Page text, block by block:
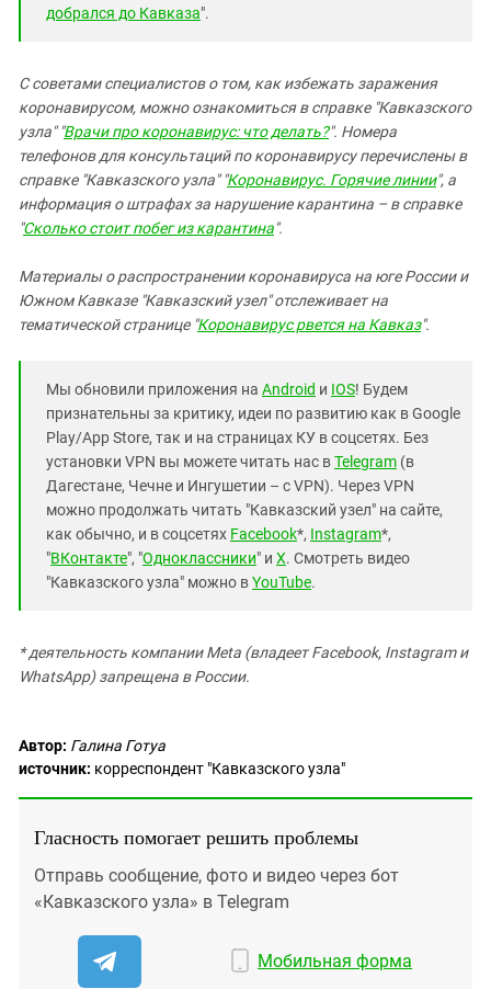
добрался до Кавказа".
С советами специалистов о том, как избежать заражения
коронавирусом, можно ознакомиться в справке "Кавказского
узла" "Врачи про коронавирус: что делать?". Номера
телефонов для консультаций по коронавирусу перечислены в
справке "Кавказского узла" "Коронавирус. Горячие линии", а
информация о штрафах за нарушение карантина – в справке
"Сколько стоит побег из карантина".
Материалы о распространении коронавируса на юге России и
Южном Кавказе "Кавказский узел" отслеживает на
тематической странице "Коронавирус рвется на Кавказ".
Мы обновили приложения на Android и IOS! Будем
признательны за критику, идеи по развитию как в Google
Play/App Store, так и на страницах КУ в соцсетях. Без
установки VPN вы можете читать нас вTelegram (в
Дагестане, Чечне и Ингушетии – с VPN). Через VPN
можно продолжать читать "Кавказский узел" на сайте,
как обычно, и в соцсетях Facebook*, Instagram*,
"ВКонтакте", "Одноклассники" и X. Смотреть видео
"Кавказского узла" можно вYouTube.
* деятельность компании Meta (владеет Facebook, Instagram и
WhatsApp) запрещена в России.
Автор: Галина Готуа
источник: корреспондент "Кавказского узла"
Гласность помогает решить проблемы
Отправь сообщение, фото и видео через бот
«Кавказского узла» в Telegram
Мобильная форма